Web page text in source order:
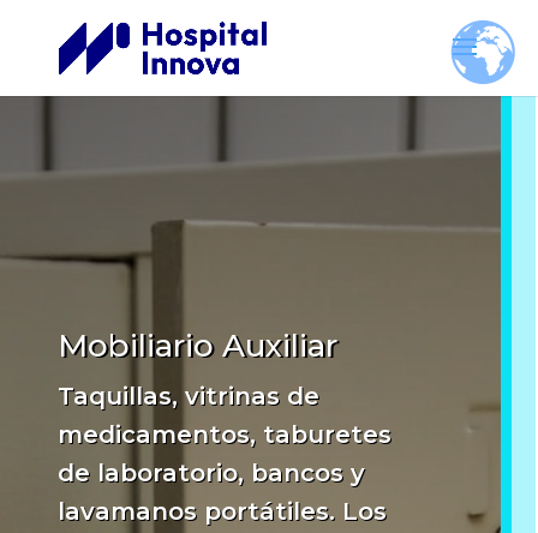
Mobiliario Auxiliar
Taquillas, vitrinas de
medicamentos, taburetes
de laboratorio, bancos y
lavamanos portátiles. Los